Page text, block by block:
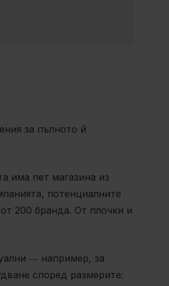
за пълното й
има пет магазина из
потенциалните
200 бранда. От плочки и
― например, за
според размерите: